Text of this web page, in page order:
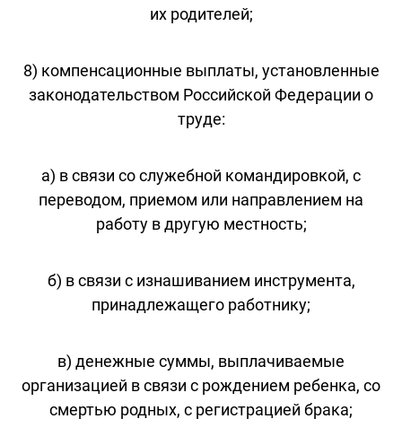
их родителей;
8) компенсационные выплаты, установленные
законодательством Российской Федерации о
труде:
а) в связи со служебной командировкой, с
переводом, приемом или направлением на
работу в другую местность;
б) в связи с изнашиванием инструмента,
принадлежащего работнику;
в) денежные суммы, выплачиваемые
организацией в связи с рождением ребенка, со
смертью родных, с регистрацией брака;